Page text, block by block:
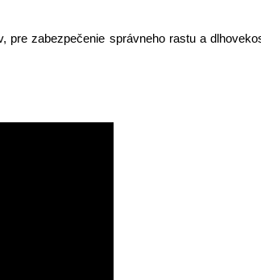
zabezpečenie správneho rastu a